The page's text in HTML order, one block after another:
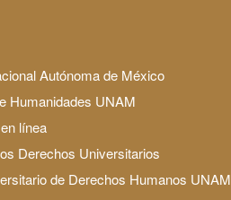
Autónoma de México
Humanidades UNAM
línea
Derechos Universitarios
de Derechos Humanos UNAM